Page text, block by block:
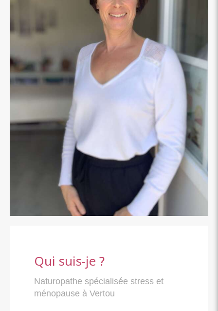
Qui suis-je ?
Naturopathe spécialisée stress et
ménopause à Vertou